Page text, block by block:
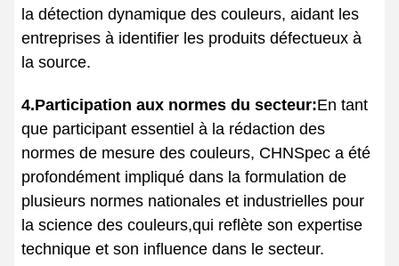
la détection dynamique des couleurs, aidant les
entreprises à identifier les produits défectueux à
la source.
4.Participation aux normes du secteur:En tant
que participant essentiel à la rédaction des
normes de mesure des couleurs, CHNSpec a été
profondément impliqué dans la formulation de
plusieurs normes nationales et industrielles pour
la science des couleurs,qui reflète son expertise
technique et son influence dans le secteur.